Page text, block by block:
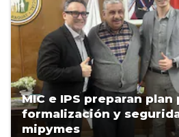
MIC e IPS preparan
formalización y
mipymes